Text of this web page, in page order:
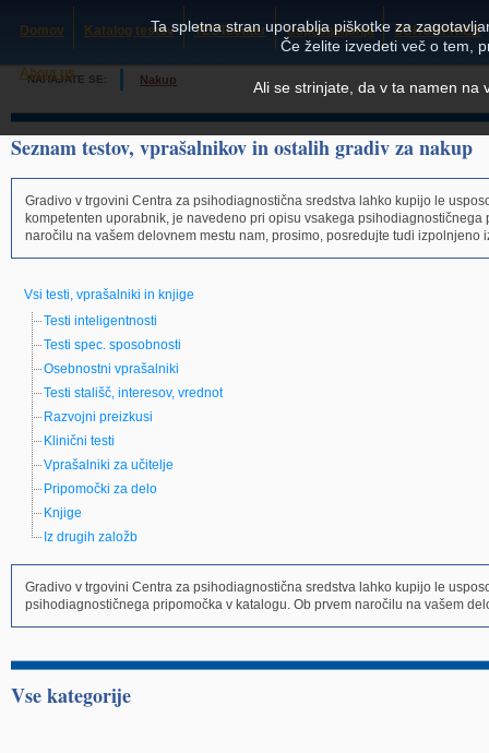
Domov Katalog testov TESTcenter Usposabljanja SCHUHFRIED
About us
NAHAJATE SE: Nakup
Seznam testov, vprašalnikov in ostalih gradiv za nakup
Gradivo v trgovini Centra za psihodiagnostična sredstva lahko kupijo le
kompetenten uporabnik, je navedeno pri opisu vsakega psihodiagnostičnega
naročilu na vašem delovnem mestu nam, prosimo, posredujte tudi izpolnjeno
Vsi testi, vprašalniki in knjige
Testi inteligentnosti
Testi spec. sposobnosti
Osebnostni vprašalniki
Testi stališč, interesov, vrednot
Razvojni preizkusi
Klinični testi
Vprašalniki za učitelje
Pripomočki za delo
Knjige
Iz drugih založb
Gradivo v trgovini Centra za psihodiagnostična sredstva lahko kupijo le
psihodiagnostičnega pripomočka v katalogu. Ob prvem naročilu na vašem
Vse kategorije
Ta spletna stran uporablja piškotke za
Če želite izvedeti več o tem,
Ali se strinjate, da v ta namen na